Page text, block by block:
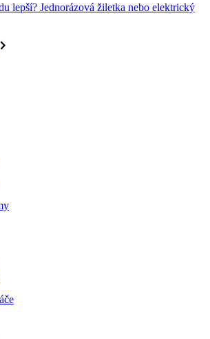
lepší? Jednorázová žiletka nebo elektrický